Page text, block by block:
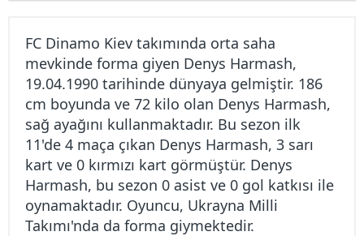
FC Dinamo Kiev takımında orta saha
mevkinde forma giyen Denys Harmash,
19.04.1990 tarihinde dünyaya gelmiştir. 186
cm boyunda ve 72 kilo olan Denys Harmash,
sağ ayağını kullanmaktadır. Bu sezon ilk
11'de 4 maça çıkan Denys Harmash, 3 sarı
kart ve 0 kırmızı kart görmüştür. Denys
Harmash, bu sezon 0 asist ve 0 gol katkısı ile
oynamaktadır. Oyuncu, Ukrayna Milli
Takımı'nda da forma giymektedir.